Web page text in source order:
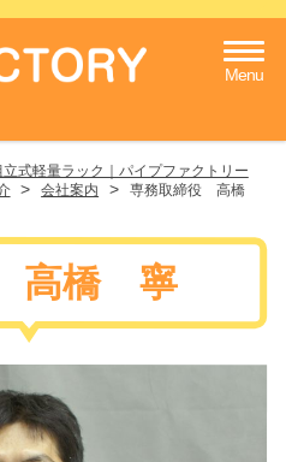
Menu
式軽量ラック｜パイプファクトリー
> 会社案内 >
専務取締役 高橋
高橋 寧